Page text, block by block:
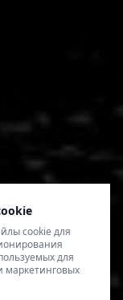
cookie для
для
маркетинговых